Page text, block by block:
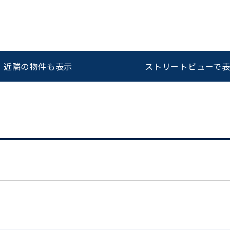
スムーズにご案内できます
0120-620-213
近隣の物件も表示 ストリートビューで